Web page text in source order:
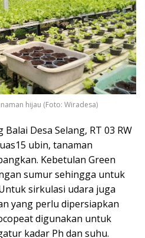
hijau (Foto: Wiradesa)
Desa Selang, RT 03 RW
ubin, tanaman
Kebetulan Green
sumur sehingga untuk
sirkulasi udara juga
yang perlu dipersiapkan
digunakan untuk
kadar Ph dan suhu.